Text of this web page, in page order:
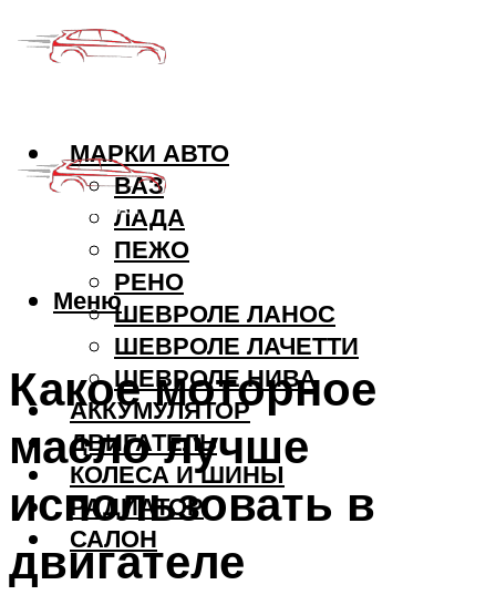
МАРКИ АВТО
ВАЗ
ЛАДА
ПЕЖО
РЕНО
ШЕВРОЛЕ ЛАНОС
ШЕВРОЛЕ ЛАЧЕТТИ
ШЕВРОЛЕ НИВА
АККУМУЛЯТОР
ДВИГАТЕЛЬ
КОЛЕСА И ШИНЫ
РАДИАТОР
САЛОН
Меню
Какое моторное
масло лучше
использовать в
двигателе